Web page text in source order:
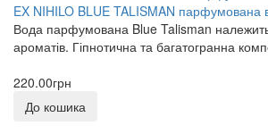
EX NIHILO BLUE TALISMAN парфумована
Вода парфумована Blue Talisman
ароматів. Гіпнотична та багатогранна
220.00грн
До кошика